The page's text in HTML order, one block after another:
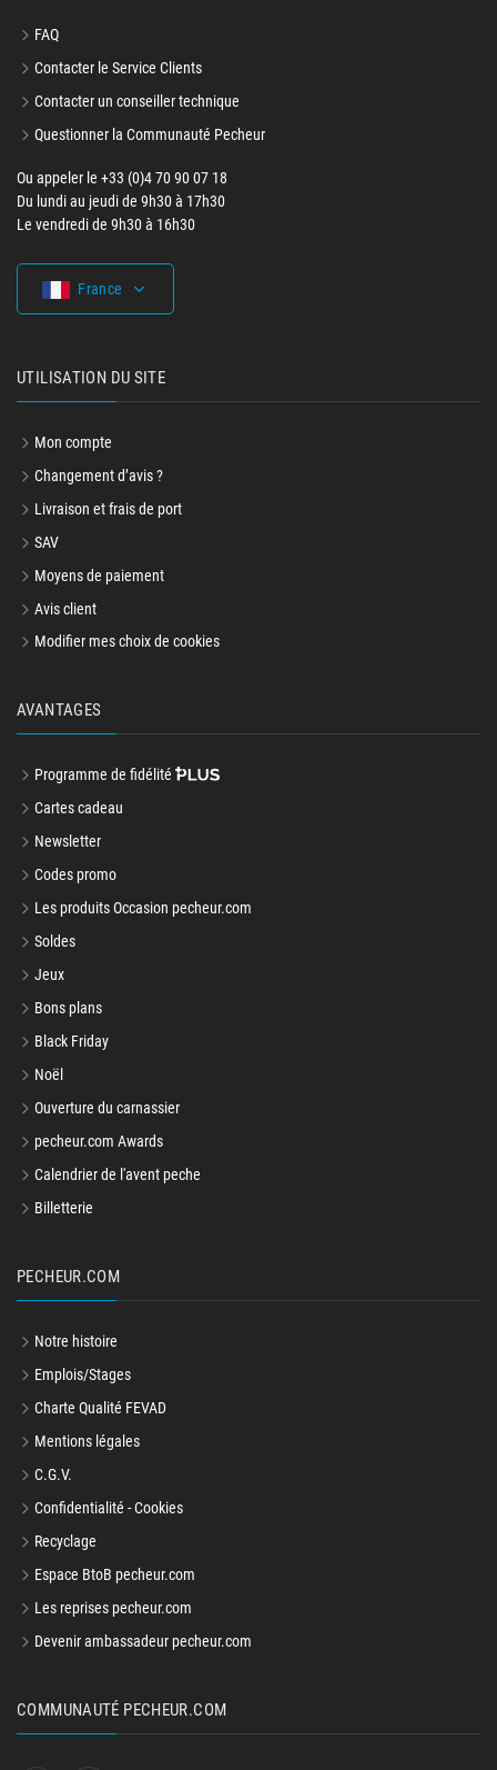
FAQ
Contacter le Service Clients
Contacter un conseiller technique
Questionner la Communauté Pecheur
Ou appeler le +33 (0)4 70 90 07 18
Du lundi au jeudi de 9h30 à 17h30
Le vendredi de 9h30 à 16h30
France
UTILISATION DU SITE
Mon compte
Changement d’avis ?
Livraison et frais de port
SAV
Moyens de paiement
Avis client
Modifier mes choix de cookies
AVANTAGES
Programme de fidélité
Cartes cadeau
Newsletter
Codes promo
Les produits Occasion pecheur.com
Soldes
Jeux
Bons plans
Black Friday
Noël
Ouverture du carnassier
pecheur.com Awards
Calendrier de l'avent peche
Billetterie
PECHEUR.COM
Notre histoire
Emplois/Stages
Charte Qualité FEVAD
Mentions légales
C.G.V.
Confidentialité - Cookies
Recyclage
Espace BtoB pecheur.com
Les reprises pecheur.com
Devenir ambassadeur pecheur.com
COMMUNAUTÉ PECHEUR.COM